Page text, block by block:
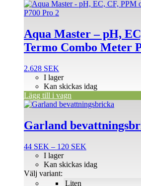
Aqua Master – pH,
Termo Combo Meter
2.628 SEK
I lager
Kan skickas idag
Lägg till i vagn
Garland
44 SEK – 120 SEK
till
Liten
I lager
Kan skickas idag
Välj variant:
Den
produkten
har
varianter.
olika
alternativen